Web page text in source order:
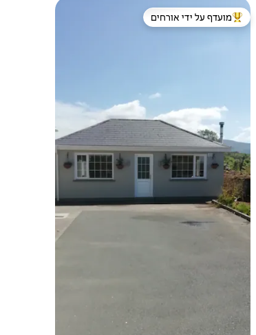
מוביל בקרב נכסים מועדפים על ידי אורחים
מועדף על ידי אורחים